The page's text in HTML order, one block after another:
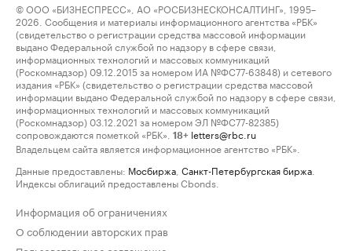
© ООО «БИЗНЕСПРЕСС», АО «РОСБИЗНЕСКОНСАЛТИНГ», 1995–
2026. Сообщения и материалы информационного агентства «РБК»
(свидетельство о регистрации средства массовой информации
выдано Федеральной службой по надзору в сфере связи,
информационных технологий и массовых коммуникаций
(Роскомнадзор) 09.12.2015 за номером ИА №ФС77-63848) и сетевого
издания «РБК» (свидетельство о регистрации средства массовой
информации выдано Федеральной службой по надзору в сфере связи,
информационных технологий и массовых коммуникаций
(Роскомнадзор) 03.12.2021 за номером ЭЛ №ФС77-82385)
сопровождаются пометкой «РБК».
18+ letters@rbc.ru
Владельцем сайта является информационное агентство «РБК».
Данные предоставлены: Мосбиржа Санкт-Петербургская биржа
Индексы облигаций предоставлены Cbonds.
Информация об ограничениях
О соблюдении авторских прав